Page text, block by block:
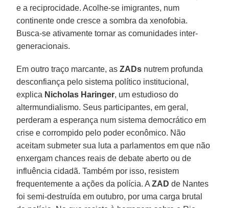
e a reciprocidade. Acolhe-se imigrantes, num
continente onde cresce a sombra da xenofobia.
Busca-se ativamente tornar as comunidades inter-
generacionais.
Em outro traço marcante, asZADs nutrem profunda
desconfiança pelo sistema político institucional,
explica Nicholas Haringer, um estudioso do
altermundialismo. Seus participantes, em geral,
perderam a esperança num sistema democrático em
crise e corrompido pelo poder econômico. Não
aceitam submeter sua luta a parlamentos em que não
enxergam chances reais de debate aberto ou de
influência cidadã. Também por isso, resistem
frequentemente a ações da polícia. AZAD de Nantes
foi semi-destruída em outubro, por uma carga brutal